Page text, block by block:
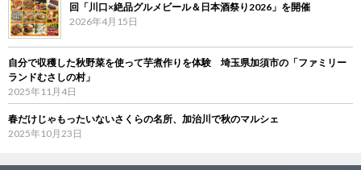
回「川口×絶品グルメビール＆日本酒祭り2026」を開催
2026年4月15日
自分で収穫した秋野菜を使って芋煮作りを体験 埼玉県加須市の「ファミリー
ランドむさしの村」
2025年11月4日
春だけじゃもったいないさくらの名所、加治川で秋のマルシェ
2025年10月23日